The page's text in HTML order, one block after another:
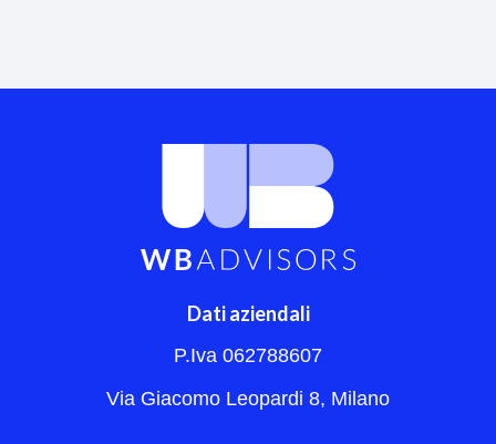
Dati aziendali
P.Iva 062788607
Via Giacomo Leopardi 8, Milano